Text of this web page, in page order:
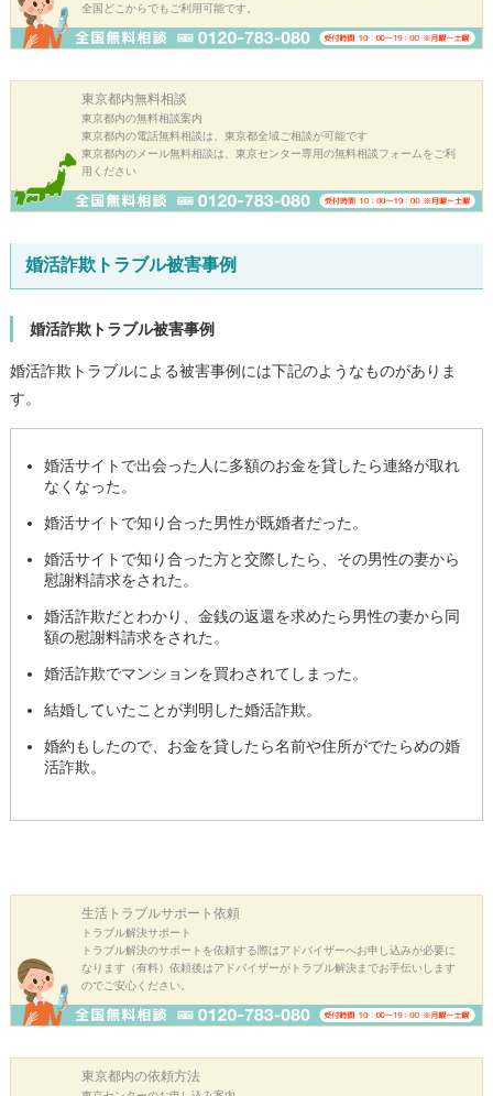
全国どこからでもご利用可能です。
東京都内無料相談
東京都内の無料相談案内
東京都内の電話無料相談は、東京都全域ご相談が可能です
東京都内のメール無料相談は、東京センター専用の無料相談フォームをご利
用ください
婚活詐欺トラブル被害事例
婚活詐欺トラブル被害事例
婚活詐欺トラブルによる被害事例には下記のようなものがありま
す。
婚活サイトで出会った人に多額のお金を貸したら連絡が取れ
なくなった。
婚活サイトで知り合った男性が既婚者だった。
婚活サイトで知り合った方と交際したら、その男性の妻から
慰謝料請求をされた。
婚活詐欺だとわかり、金銭の返還を求めたら男性の妻から同
額の慰謝料請求をされた。
婚活詐欺でマンションを買わされてしまった。
結婚していたことが判明した婚活詐欺。
婚約もしたので、お金を貸したら名前や住所がでたらめの婚
活詐欺。
生活トラブルサポート依頼
トラブル解決サポート
トラブル解決のサポートを依頼する際はアドバイザーへお申し込みが必要に
なります（有料）依頼後はアドバイザーがトラブル解決までお手伝いします
のでご安心ください。
東京都内の依頼方法